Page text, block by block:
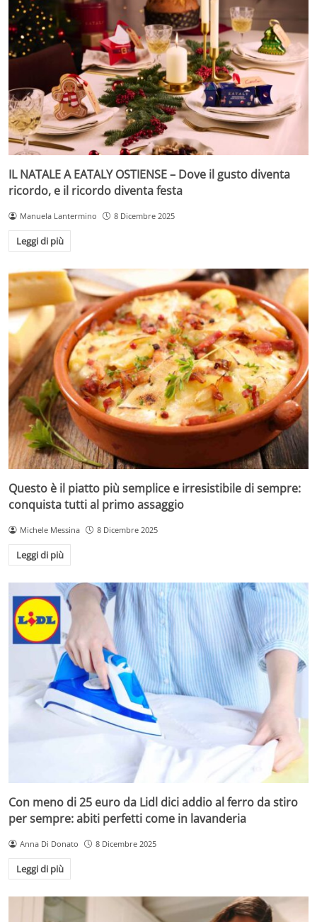
IL NATALE A EATALY OSTIENSE – Dove il gusto diventa
ricordo, e il ricordo diventa festa
Manuela Lantermino 8 Dicembre 2025
Leggi di più
Questo è il piatto più semplice e irresistibile di sempre:
conquista tutti al primo assaggio
Michele Messina 8 Dicembre 2025
Leggi di più
Con meno di 25 euro da Lidl dici addio al ferro da stiro
per sempre: abiti perfetti come in lavanderia
Anna Di Donato 8 Dicembre 2025
Leggi di più